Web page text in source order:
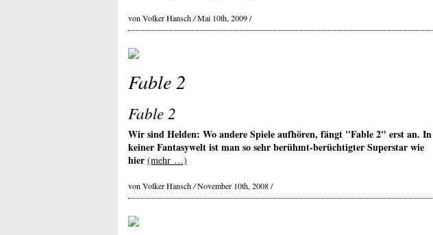
von Volker Hansch/Mai 10th, 2009 /
Fable 2
Fable 2
Wir sind Helden: Wo andere Spiele aufhören, fängt "Fable 2" erst an. In
keiner Fantasywelt ist man so sehr berühmt-berüchtigter Superstar wie
hier (mehr …)
von Volker Hansch/November 10th, 2008 /